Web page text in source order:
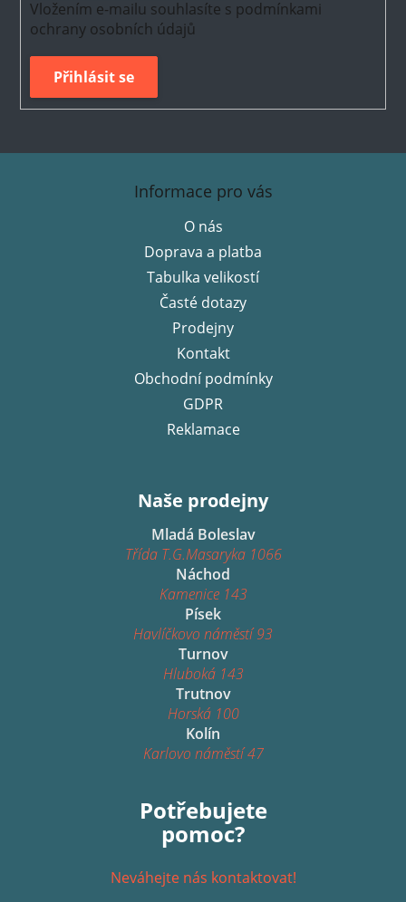
Vložením e-mailu souhlasíte s podmínkami
ochrany osobních údajů
Přihlásit se
Z
Informace pro vás
O nás
Doprava a platba
Tabulka velikostí
Časté dotazy
Prodejny
Kontakt
Obchodní podmínky
GDPR
Reklamace
Naše prodejny
Mladá Boleslav
Třída T.G.Masaryka 1066
Náchod
Kamenice 143
Písek
Havlíčkovo náměstí 93
Turnov
Hluboká 143
Trutnov
Horská 100
Kolín
Karlovo náměstí 47
Potřebujete
pomoc?
Neváhejte nás kontaktovat!